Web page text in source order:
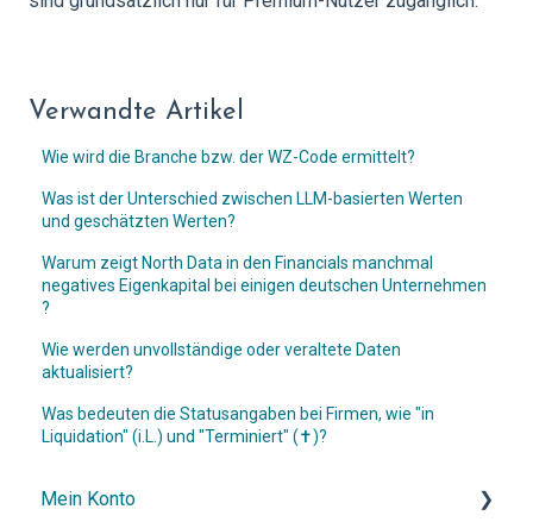
Verwandte Artikel
Wie wird die Branche bzw. der WZ-Code ermittelt?
Was ist der Unterschied zwischen LLM-basierten Werten
und geschätzten Werten?
Warum zeigt North Data in den Financials manchmal
negatives Eigenkapital bei einigen deutschen Unternehmen
?
Wie werden unvollständige oder veraltete Daten
aktualisiert?
Was bedeuten die Statusangaben bei Firmen, wie "in
Liquidation" (i.L.) und "Terminiert" (✝︎)?
Mein Konto